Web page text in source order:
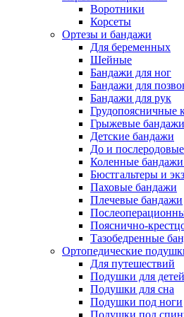
Воротники
Корсеты
Ортезы и бандажи
Для беременных
Шейные
Бандажи для ног
Бандажи для
Бандажи для рук
Грудопоясничные
Грыжевые бандажи
Детские бандажи
До и
Коленные
Бюстгальтеры и
Паховые бандажи
Плечевые бандажи
Пояснично-
Тазобедренные
Ортопедические
Для путешествий
Подушки для детей
Подушки для сна
Подушки под ноги
Подушки под